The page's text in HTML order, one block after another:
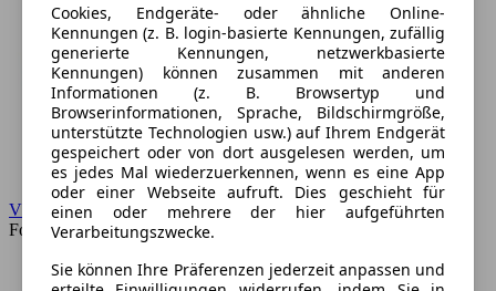
VW
Forum
Cookies, Endgeräte- oder ähnliche Online-
Kennungen (z. B. login-basierte Kennungen, zufällig
generierte Kennungen, netzwerkbasierte
Kennungen) können zusammen mit anderen
Informationen (z. B. Browsertyp und
Browserinformationen, Sprache, Bildschirmgröße,
unterstützte Technologien usw.) auf Ihrem Endgerät
gespeichert oder von dort ausgelesen werden, um
es jedes Mal wiederzuerkennen, wenn es eine App
oder einer Webseite aufruft. Dies geschieht für
einen oder mehrere der hier aufgeführten
Verarbeitungszwecke.
Sie können Ihre Präferenzen jederzeit anpassen und